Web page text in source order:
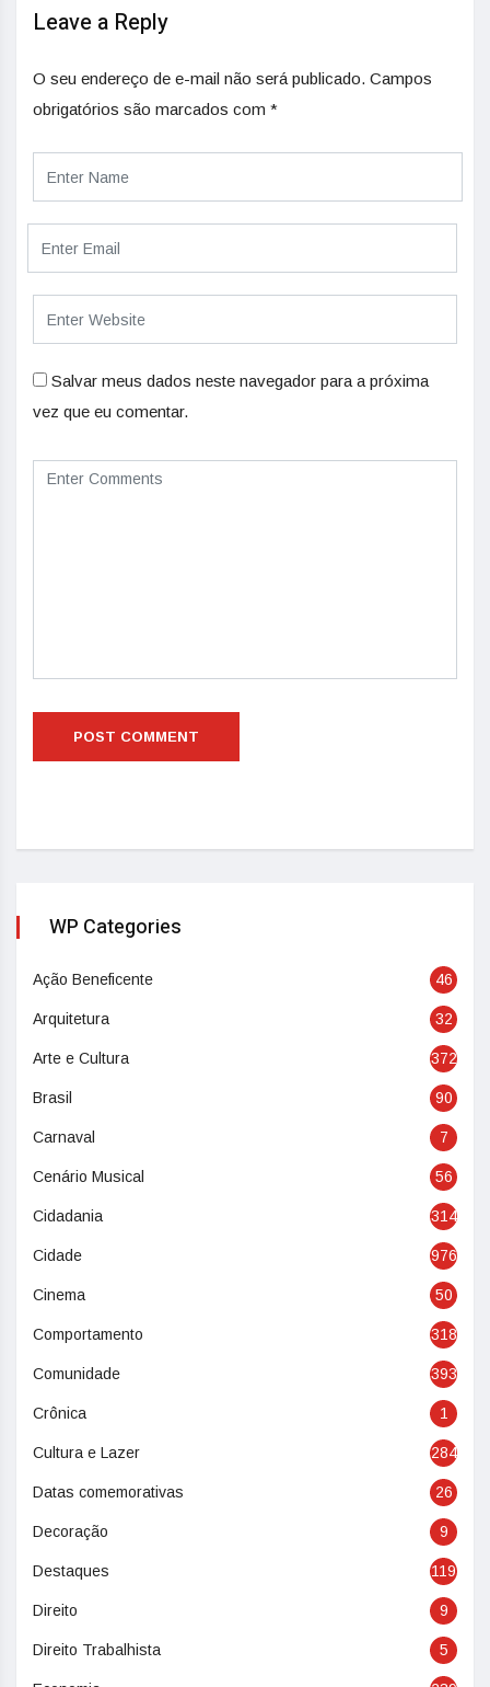
Leave a Reply
O seu endereço de e-mail não será publicado. Campos
obrigatórios são marcados com *
Salvar meus dados neste navegador para a próxima
vez que eu comentar.
WP Categories
Ação Beneficente 46
Arquitetura 32
Arte e Cultura 372
Brasil 90
Carnaval 7
Cenário Musical 56
Cidadania 314
Cidade 976
Cinema 50
Comportamento 318
Comunidade 393
Crônica 1
Cultura e Lazer 284
Datas comemorativas 26
Decoração 9
Destaques 119
Direito 9
Direito Trabalhista 5